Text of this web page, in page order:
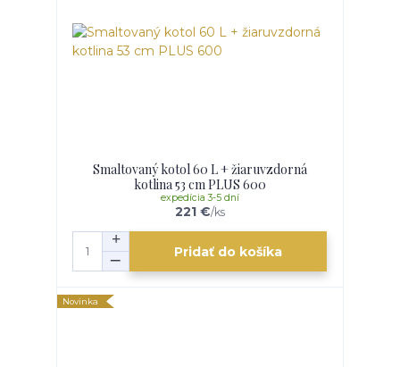
Smaltovaný kotol 60 L + žiaruvzdorná
kotlina 53 cm PLUS 600
221 €/ks
expedícia 3-5 dní
Pridať do košíka
Novinka